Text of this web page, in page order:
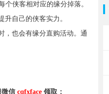
侠客相对应的缘分掉落。
自己的侠客实力。
也会有缘分直购活动。通
信 cqfxface 领取：